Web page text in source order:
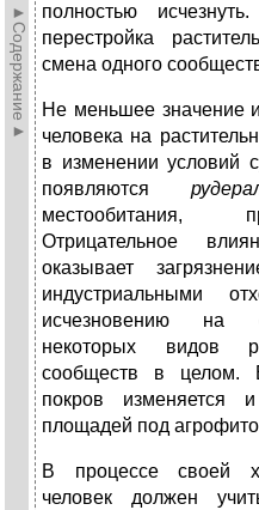
►Содержание►
полностью
перестройка
смена одного
Не меньшее значение
человека на
в изменении условий
появляются
местообитания,
Отрицательное
оказывает
индустриальными
исчезновению на
некоторых видов
сообществ в целом.
покров изменяется
площадей под
В процессе своей
человек должен